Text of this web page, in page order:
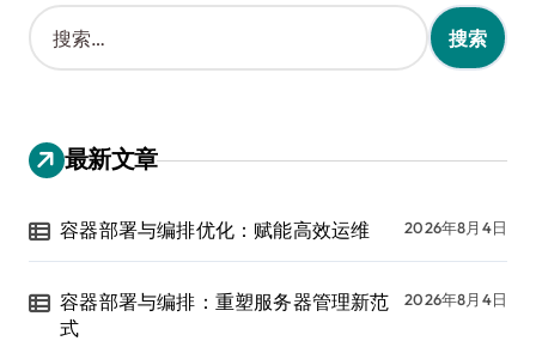
搜
索
：
最新文章
容器部署与编排优化：赋能高效运维 2026年8月4日
容器部署与编排：重塑服务器管理新范
式
2026年8月4日